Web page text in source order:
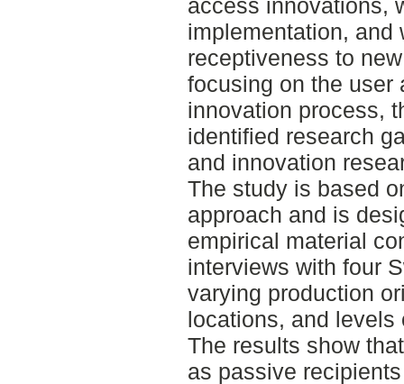
access innovations,
implementation, and
receptiveness to
focusing on the user
innovation process,
identified research
and innovation
The study is based
approach and is
empirical material
interviews with four
varying production
locations, and
The results show
as passive